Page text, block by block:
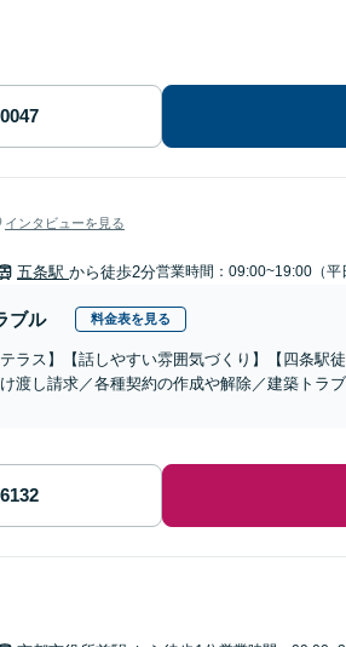
インタビューを見る
五条駅 から徒歩2分営業時間：09:00~19:00（平
ブル 料金表を見る
テラス】【話しやすい雰囲気づくり】【四条駅
渡し請求／各種契約の作成や解除／建築トラ